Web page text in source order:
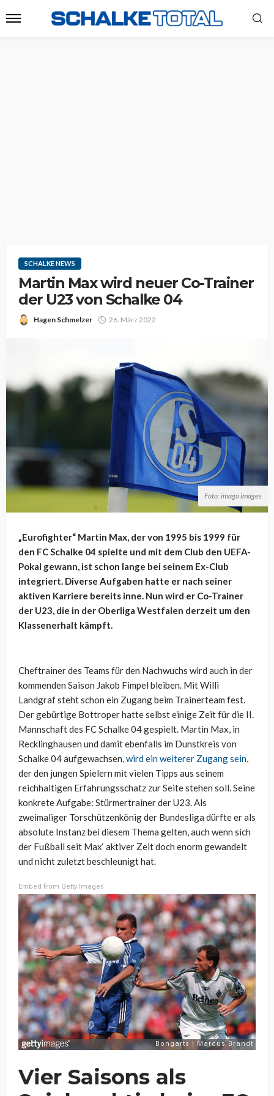
SCHALKE NEWS
Martin Max wird neuer Co-Trainer
der U23 von Schalke 04
Hagen Schmelzer 26. März 2022
Foto: imago images
„Eurofighter“ Martin Max, der von 1995 bis 1999 für
den FC Schalke 04 spielte und mit dem Club den UEFA-
Pokal gewann, ist schon lange bei seinem Ex-Club
integriert. Diverse Aufgaben hatte er nach seiner
aktiven Karriere bereits inne. Nun wird er Co-Trainer
der U23, die in der Oberliga Westfalen derzeit um den
Klassenerhalt kämpft.
Cheftrainer des Teams für den Nachwuchs wird auch in der
kommenden Saison Jakob Fimpel bleiben. Mit Willi
Landgraf steht schon ein Zugang beim Trainerteam fest.
Der gebürtige Bottroper hatte selbst einige Zeit für die II.
Mannschaft des FC Schalke 04 gespielt. Martin Max, in
Recklinghausen und damit ebenfalls im Dunstkreis von
Schalke 04 aufgewachsen,wird ein weiterer Zugang sein,
der den jungen Spielern mit vielen Tipps aus seinem
reichhaltigen Erfahrungsschatz zur Seite stehen soll. Seine
konkrete Aufgabe: Stürmertrainer der U23. Als
zweimaliger Torschützenkönig der Bundesliga dürfte er als
absolute Instanz bei diesem Thema gelten, auch wenn sich
der Fußball seit Max‘ aktiver Zeit doch enorm gewandelt
und nicht zuletzt beschleunigt hat.
Embed from Getty Images
Vier Saisons als